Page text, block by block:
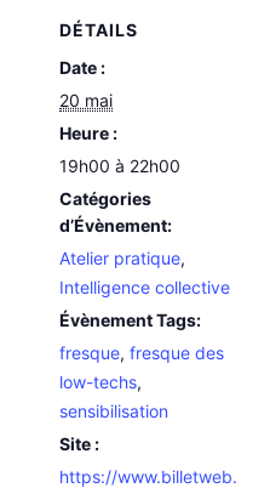
DÉTAILS
Date :
20 mai
Heure :
19h00 à 22h00
Catégories
d’Évènement:
Atelier pratique,
Intelligence collective
Évènement Tags:
fresque,fresque des
low-techs,
sensibilisation
Site :
https://www.billetweb.